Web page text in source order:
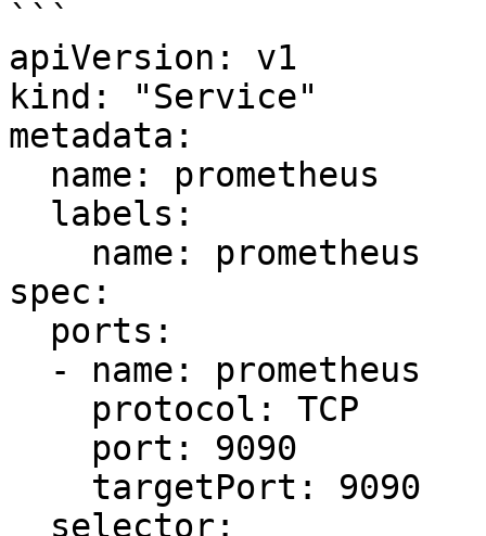
```
apiVersion: v1
kind: "Service"
metadata:
spec: